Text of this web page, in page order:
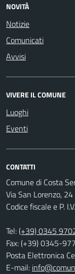
NOVITÀ
Notizie
Comunicati
Avvisi
VIVERE IL COMUNE
Luoghi
Eventi
CONTATTI
Comune di Costa
Via San Lorenzo,
Codice fiscale e P.
Tel:(+39) 0345
Fax: (+39) 0345-
Posta Elettronica
E-mail: